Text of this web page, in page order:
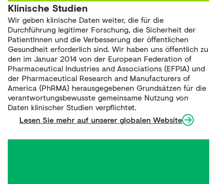
Klinische Studien
Wir geben klinische Daten weiter, die für die
Durchführung legitimer Forschung, die Sicherheit der
PatientInnen und die Verbesserung der öffentlichen
Gesundheit erforderlich sind. Wir haben uns öffentlich zu
den im Januar 2014 von der European Federation of
Pharmaceutical Industries and Associations (EFPIA) und
der Pharmaceutical Research and Manufacturers of
America (PhRMA) herausgegebenen Grundsätzen für die
verantwortungsbewusste gemeinsame Nutzung von
Daten klinischer Studien verpflichtet.
Lesen Sie mehr auf unserer globalen Website